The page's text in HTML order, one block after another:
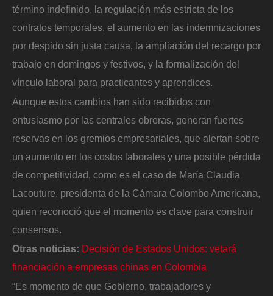
término indefinido, la regulación más estricta de los
contratos temporales, el aumento en las indemnizaciones
por despido sin justa causa, la ampliación del recargo por
trabajo en domingos y festivos, y la formalización del
vínculo laboral para practicantes y aprendices.
Aunque estos cambios han sido recibidos con
entusiasmo por las centrales obreras, generan fuertes
reservas en los gremios empresariales, que alertan sobre
un aumento en los costos laborales y una posible pérdida
de competitividad, como es el caso de María Claudia
Lacouture, presidenta de la Cámara Colombo Americana,
quien reconoció que el momento es clave para construir
consensos.
Otras noticias: Decisión de Estados Unidos: vetará
financiación a empresas chinas en Colombia
“Es momento de que Gobierno, trabajadores y